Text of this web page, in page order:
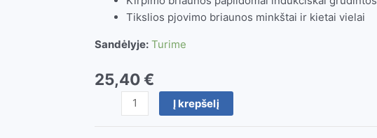
Tikslios pjovimo briaunos minkštai ir kietai vielai
Sandėlyje: Turime
25,40€
produkto
kiekis:
Į krepšelį